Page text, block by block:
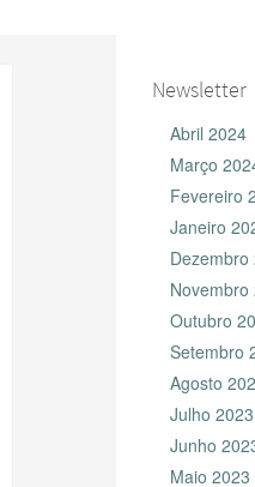
Newsletter
Abril 2024
Março
Fevereiro
Janeiro
Dezembro
Novembro
Outubro
Setembro
Agosto
Julho 2023
Junho
Maio 2023